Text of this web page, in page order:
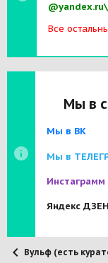
Все
Мы в
Мы в ВК
Мы в
Инстаграмм
Яндекс ДЗЕН
Вульф (есть